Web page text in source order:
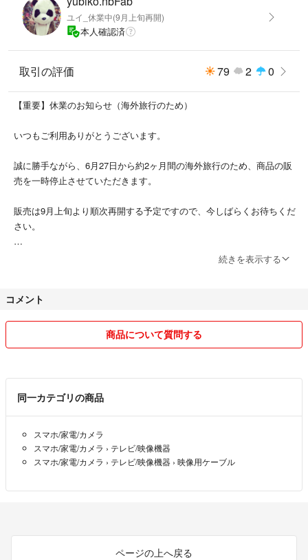
【優れた耐久性】コネクタ部はアルミニウム合金にニッケルめっきされて
おり5000回の抜き挿し試験をクリア。 50Nの引っ張り強度試験、10000回
以上の折り曲げ試験に合格した絡み防止高耐久ナイロン編み材料により脱
落、割れ、錆びに対し【★強度が極限まで高められたケーブル★】です。
従って、本ケーブルは普通のより少し太くて固いです。予めご了承くださ
い。
endo Switch Huawei P9 / Huawei P9 Plus / Huawei Mate 9 LG V20 / LG G
2 Play HTC 10 Nokia N1 Tablet / Lumia 950 / 950 XL HP Pavilion x2 Asu
s Zen AiO Moto Z / Moto Z Force などのtype Ｃ端末に対応できます。
ユイ_休業中(9月上旬再開)
本人確認済
取引の評価 79 2 0
【重要】休業のお知らせ（海外旅行のため）
いつもご利用ありがとうございます。
誠に勝手ながら、6月27日から約2ヶ月間の海外旅行のため、商品の販
売を一時停止させていただきます。
販売は9月上旬より順次再開する予定ですので、今しばらくお待ちくだ
さい。
ご心配なく、帰国後は新商品の追加・出品も予定しております！
ご理解いただけますようお願い申し上げます。
✨破格値下げ中!!断捨離出品中!
少し興味ありましたら、フォローして頂ければ嬉しいです。
こんにちは、東京在住のYuiと申します。(ʘᴗʘ✿)プロフィールをご覧い
ただきありがとうございます。
続きを表示する
コメント
商品について質問する
同一カテゴリの商品
スマホ/家電/カメラ
スマホ/家電/カメラ › テレビ/映像機器
スマホ/家電/カメラ › テレビ/映像機器 › 映像用ケーブル
ページの上へ戻る